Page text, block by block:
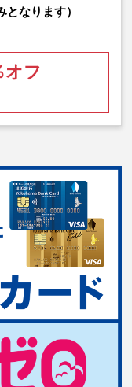
なります）
フ